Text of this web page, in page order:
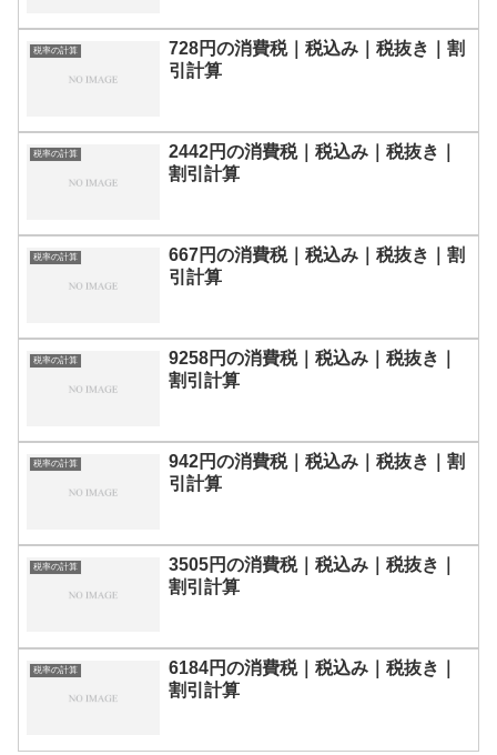
税率の計算
728円の消費税｜税込み｜税抜き｜割
引計算
税率の計算
2442円の消費税｜税込み｜税抜き｜
割引計算
税率の計算
667円の消費税｜税込み｜税抜き｜割
引計算
税率の計算
9258円の消費税｜税込み｜税抜き｜
割引計算
税率の計算
942円の消費税｜税込み｜税抜き｜割
引計算
税率の計算
3505円の消費税｜税込み｜税抜き｜
割引計算
税率の計算
6184円の消費税｜税込み｜税抜き｜
割引計算